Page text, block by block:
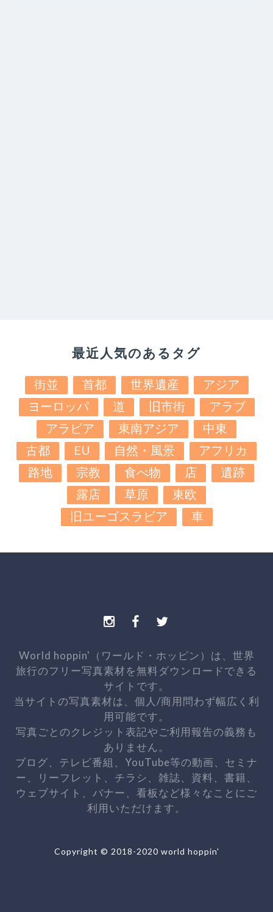
最近人気のあるタグ
街並 首都 世界遺産
アジア
ヨーロッパ
道 旧市街
アラブ
アラビア
東南アジア
中東
古都
EU 自然・風景
アフリカ
路地
宗教 食べ物 店
遺跡
露店
草原
東欧
旧ユーゴスラビア
車
World hoppin'（ワールド・ホッピン）は、世界
旅行のフリー写真素材を無料ダウンロードできる
サイトです。
当サイトの写真素材は、個人/商用問わず幅広く利
用可能です。
写真ごとのクレジット表記やご利用報告の義務も
ありません。
ブログ、テレビ番組、YouTube等の動画、セミナ
ー、リーフレット、チラシ、雑誌、資料、書籍、
ウェブサイト、バナー、看板など様々なことにご
利用いただけます。
Copyright © 2018-2020 world hoppin'